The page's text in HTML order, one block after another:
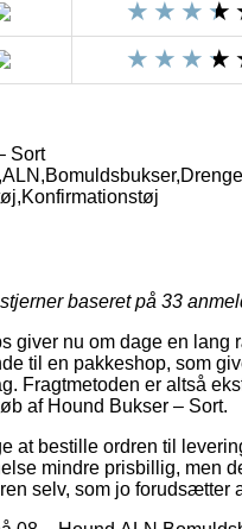
Sort
baseret på 33
giver nu om dage en
til en pakkeshop, som
Fragtmetoden er altså
af Hound Bukser – Sort.
at bestille ordren til
mindre prisbillig, men
selv, som jo